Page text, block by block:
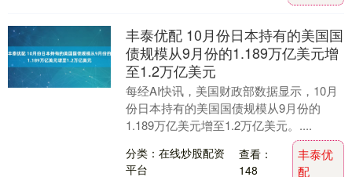
丰泰优配 10月份日本持有的美国国
债规模从9月份的1.189万亿美元增
至1.2万亿美元
每经AI快讯，美国财政部数据显示，10月
份日本持有的美国国债规模从9月份的
1.189万亿美元增至1.2万亿美元。....
分类：在线炒股配资
平台
查看：
148
丰泰优
配